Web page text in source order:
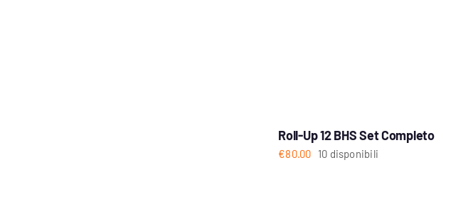
Roll-Up 12 BHS Set Completo
€80.00 10 disponibili